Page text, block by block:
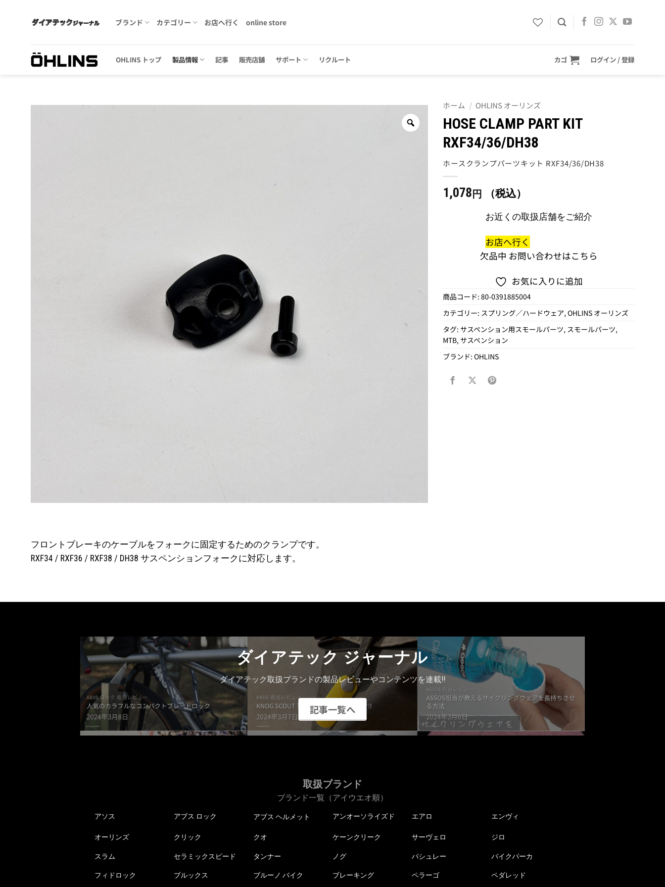
ブランド カテゴリー お店へ行く online store
OHLINS トップ 製品情報 記事 販売店舗 サポート リクルート カゴ ログイン / 登録
Zoom
ホーム / OHLINS オーリンズ
HOSE CLAMP PART KIT
RXF34/36/DH38
ホースクランプパーツキット RXF34/36/DH38
1,078 円 （税込）
お近くの取扱店舗をご紹介
お店へ行く
欠品中 お問い合わせはこちら
お気に入りに追加
商品コード:80-0391885004
カテゴリー: スプリング／ハードウェア,OHLINS オーリンズ
タグ: サスペンション用スモールパーツ, スモールパーツ,
MTB, サスペンション
ブランド:OHLINS
フロントブレーキのケーブルをフォークに固定するためのクランプです。
RXF34 / RXF36 / RXF38 / DH38 サスペンションフォークに対応します。
ダイアテック ジャーナル
ダイアテック取扱ブランドの製品レビューやコンテンツを連載!!
記事一覧へ
取扱ブランド
ブランド一覧（アイウエオ順）
アソス アブス ロック アブス ヘルメット アンオーソライズド エアロ エンヴィ
オーリンズ クリック クオ ケーンクリーク サーヴェロ ジロ
スラム セラミックスピード タンナー ノグ パシュレー バイクパーカ
フィドロック ブルックス ブルーノ バイク ブレーキング ペラーゴ ペダレッド